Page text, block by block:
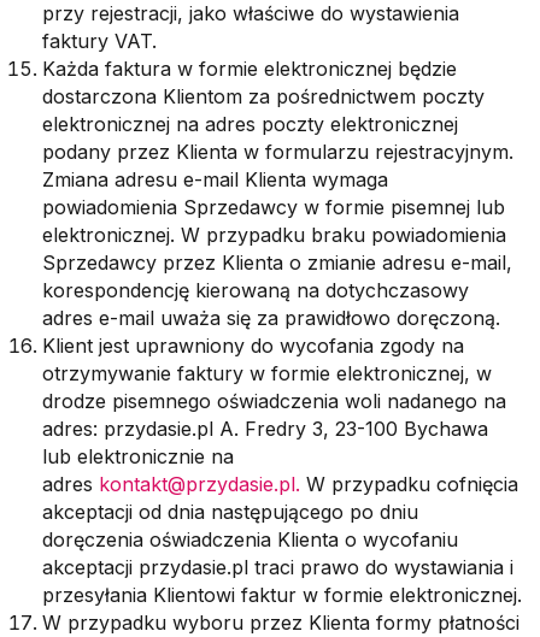
przy rejestracji, jako właściwe do wystawienia
faktury VAT.
Każda faktura w formie elektronicznej będzie
dostarczona Klientom za pośrednictwem poczty
elektronicznej na adres poczty elektronicznej
podany przez Klienta w formularzu rejestracyjnym.
Zmiana adresu e-mail Klienta wymaga
powiadomienia Sprzedawcy w formie pisemnej lub
elektronicznej. W przypadku braku powiadomienia
Sprzedawcy przez Klienta o zmianie adresu e-mail,
korespondencję kierowaną na dotychczasowy
adres e-mail uważa się za prawidłowo doręczoną.
Klient jest uprawniony do wycofania zgody na
otrzymywanie faktury w formie elektronicznej, w
drodze pisemnego oświadczenia woli nadanego na
adres: przydasie.pl A. Fredry 3, 23-100 Bychawa
lub elektronicznie na
adres kontakt@przydasie.pl. W przypadku cofnięcia
akceptacji od dnia następującego po dniu
doręczenia oświadczenia Klienta o wycofaniu
akceptacji przydasie.pl traci prawo do wystawiania i
przesyłania Klientowi faktur w formie elektronicznej.
W przypadku wyboru przez Klienta formy płatności